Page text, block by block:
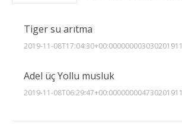
Tiger su arıtma
2019-11-08T17:04:30+00:000000003030201911
Adel üç Yollu musluk
2019-11-08T06:29:47+00:000000004730201911